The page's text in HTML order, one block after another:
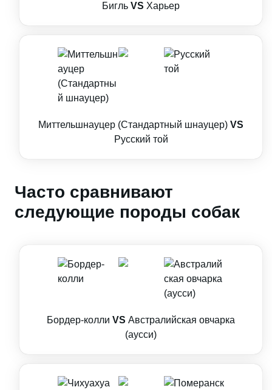
Бигль VS Харьер
Миттельшнауцер (Стандартный шнауцер) VS
Русский той
Часто сравнивают
следующие породы собак
Бордер-колли VS Австралийская овчарка
(аусси)